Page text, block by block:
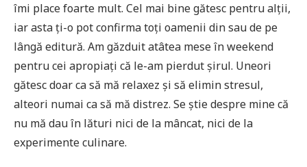
îmi place foarte mult. Cel mai bine gătesc pentru alții,
iar asta ți-o pot confirma toți oamenii din sau de pe
lângă editură. Am găzduit atâtea mese în weekend
pentru cei apropiați că le-am pierdut șirul. Uneori
gătesc doar ca să mă relaxez și să elimin stresul,
alteori numai ca să mă distrez. Se știe despre mine că
nu mă dau în lături nici de la mâncat, nici de la
experimente culinare.